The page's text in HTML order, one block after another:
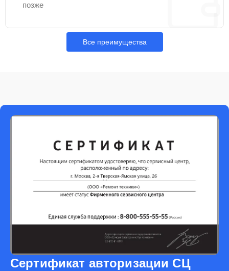
позже
Все преимущества
Сертификат авторизации СЦ